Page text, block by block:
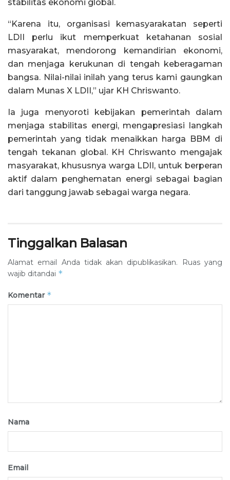
stabilitas ekonomi global.
“Karena itu, organisasi kemasyarakatan seperti
LDII perlu ikut memperkuat ketahanan sosial
masyarakat, mendorong kemandirian ekonomi,
dan menjaga kerukunan di tengah keberagaman
bangsa. Nilai-nilai inilah yang terus kami gaungkan
dalam Munas X LDII,” ujar KH Chriswanto.
Ia juga menyoroti kebijakan pemerintah dalam
menjaga stabilitas energi, mengapresiasi langkah
pemerintah yang tidak menaikkan harga BBM di
tengah tekanan global. KH Chriswanto mengajak
masyarakat, khususnya warga LDII, untuk berperan
aktif dalam penghematan energi sebagai bagian
dari tanggung jawab sebagai warga negara.
Tinggalkan Balasan
Alamat email Anda tidak akan dipublikasikan.
Ruas yang
wajib ditandai *
Komentar *
Nama
Email